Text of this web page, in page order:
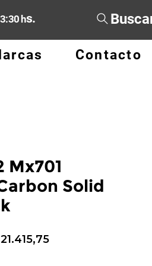
hs.
Contacto
Mx701
Solid
Precio